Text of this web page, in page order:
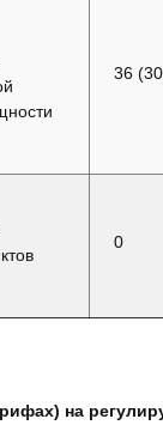
36
0
на